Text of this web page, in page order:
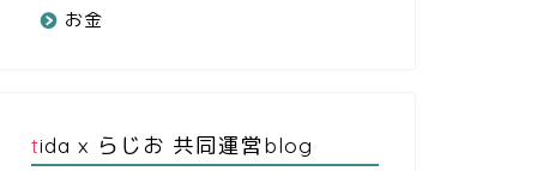
お金
tida x らじお 共同運営blog